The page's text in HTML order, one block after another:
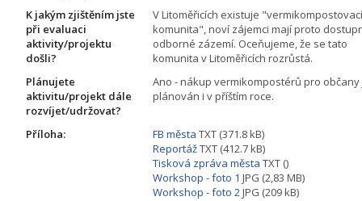
K jakým zjištěním jste
při evaluaci
aktivity/projektu
došli?
V Litoměřicích existuje "vermikompostovací
komunita", noví zájemci mají proto
odborné zázemí. Oceňujeme, že se tato
komunita v Litoměřicích rozrůstá.
Plánujete
aktivitu/projekt dále
rozvíjet/udržovat?
Ano - nákup vermikompostérů pro občany
plánován i v příštím roce.
Příloha: FB města TXT (371.8 kB)
ReportážTXT (412.7 kB)
Tisková zpráva města TXT ()
Workshop - foto 1 JPG (2,83 MB)
Workshop - foto 2JPG (209 kB)